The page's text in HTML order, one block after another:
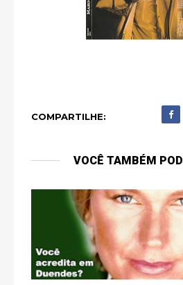
COMPARTILHE:
VOCÊ TAMBÉM